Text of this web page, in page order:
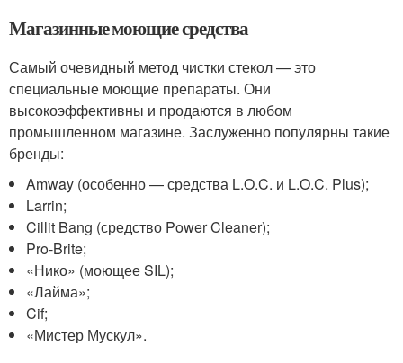
Магазинные моющие средства
Самый очевидный метод чистки стекол — это
специальные моющие препараты. Они
высокоэффективны и продаются в любом
промышленном магазине. Заслуженно популярны такие
бренды:
Amway (особенно — средства L.O.C. и L.O.C. Plus);
Larrin;
Cillit Bang (средство Power Cleaner);
Pro-Brite;
«Нико» (моющее SIL);
«Лайма»;
Cif;
«Мистер Мускул».